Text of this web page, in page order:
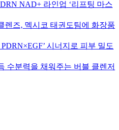
NAD+ 라인업 ‘리프팅 마스
렌즈, 멕시코 태권도팀에 화장품
PDRN×EGF’ 시너지로 피부 밀도
수분력을 채워주는 버블 클렌저